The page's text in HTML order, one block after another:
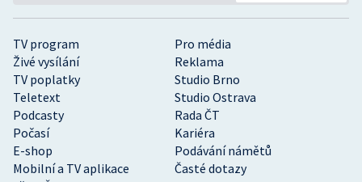
TV program
Pro média
Živé vysílání
Reklama
TV poplatky
Studio Brno
Teletext
Studio Ostrava
Podcasty
Rada ČT
Počasí
Kariéra
E-shop
Podávání námětů
Mobilní a TV aplikace
Časté dotazy